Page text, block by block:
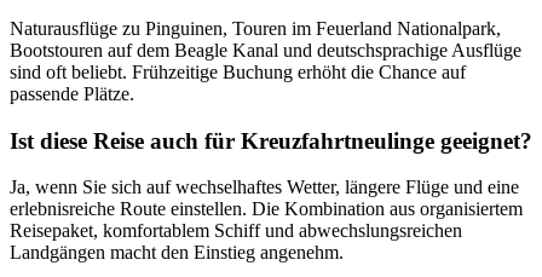
Naturausflüge zu Pinguinen, Touren im Feuerland Nationalpark,
Bootstouren auf dem Beagle Kanal und deutschsprachige Ausflüge
sind oft beliebt. Frühzeitige Buchung erhöht die Chance auf
passende Plätze.
Ist diese Reise auch für Kreuzfahrtneulinge geeignet?
Ja, wenn Sie sich auf wechselhaftes Wetter, längere Flüge und eine
erlebnisreiche Route einstellen. Die Kombination aus organisiertem
Reisepaket, komfortablem Schiff und abwechslungsreichen
Landgängen macht den Einstieg angenehm.